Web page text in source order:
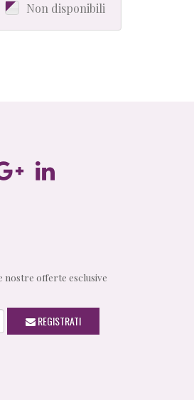
Non disponibili
nostre offerte esclusive
REGISTRATI